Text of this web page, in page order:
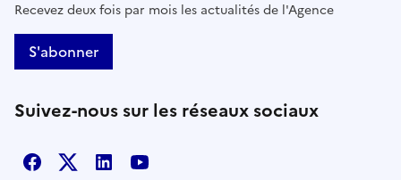
Recevez deux fois par mois les actualités de l'Agence
S'abonner
Suivez-nous sur les réseaux sociaux
Facebook
X LinkedinYoutube